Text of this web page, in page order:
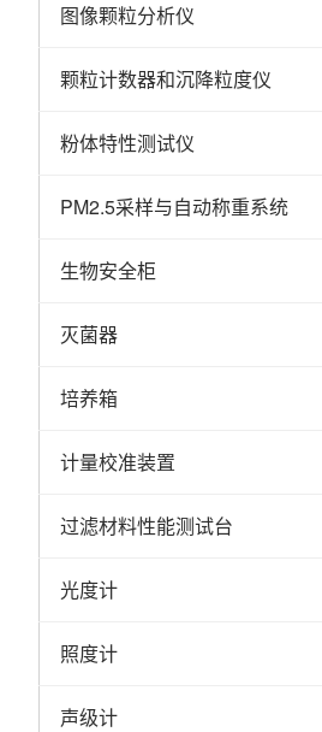
图像颗粒分析仪
颗粒计数器和沉降粒度仪
粉体特性测试仪
PM2.5采样与自动称重系统
生物安全柜
灭菌器
培养箱
计量校准装置
过滤材料性能测试台
光度计
照度计
声级计